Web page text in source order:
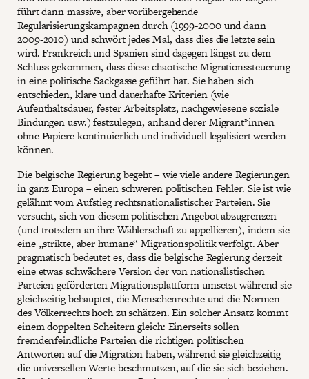
führt dann massive, aber vorübergehende
Regularisierungskampagnen durch (1999-2000 und dann
2009-2010) und schwört jedes Mal, dass dies die letzte sein
wird. Frankreich und Spanien sind dagegen längst zu dem
Schluss gekommen, dass diese chaotische Migrationssteuerung
in eine politische Sackgasse geführt hat. Sie haben sich
entschieden, klare und dauerhafte Kriterien (wie
Aufenthaltsdauer, fester Arbeitsplatz, nachgewiesene soziale
Bindungen usw.) festzulegen, anhand derer Migrant*innen
ohne Papiere kontinuierlich und individuell legalisiert werden
können.
Die belgische Regierung begeht – wie viele andere Regierungen
in ganz Europa – einen schweren politischen Fehler. Sie ist wie
gelähmt vom Aufstieg rechtsnationalistischer Parteien. Sie
versucht, sich von diesem politischen Angebot abzugrenzen
(und trotzdem an ihre Wählerschaft zu appellieren), indem sie
eine „strikte, aber humane“ Migrationspolitik verfolgt. Aber
pragmatisch bedeutet es, dass die belgische Regierung derzeit
eine etwas schwächere Version der von nationalistischen
Parteien geförderten Migrationsplattform umsetzt während sie
gleichzeitig behauptet, die Menschenrechte und die Normen
des Völkerrechts hoch zu schätzen. Ein solcher Ansatz kommt
einem doppelten Scheitern gleich: Einerseits sollen
fremdenfeindliche Parteien die richtigen politischen
Antworten auf die Migration haben, während sie gleichzeitig
die universellen Werte beschmutzen, auf die sie sich beziehen.